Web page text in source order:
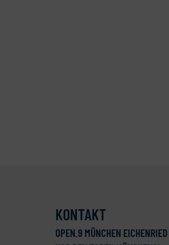
KONTAKT
OPEN 9 MÜNCHEN